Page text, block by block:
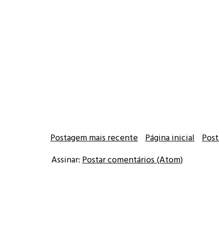
Postagem mais recente Página inicial
Assinar: Postar comentários (Atom)